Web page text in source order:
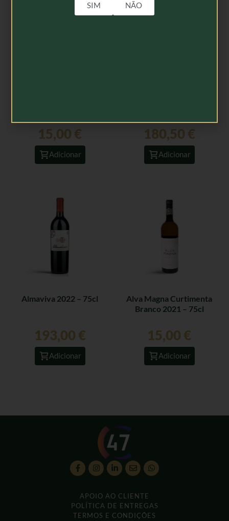
15,00 €
Adicionar
180,50 €
Adicionar
Almaviva 2022 – 75cl
193,00 €
Adicionar
Alva Magna Curtimenta
Branco 2021 – 75cl
15,00 €
Adicionar
APOIO AO CLIENTE
POLÍTICA DE ENTREGAS
TERMOS E CONDIÇÕES
SIM NÃO